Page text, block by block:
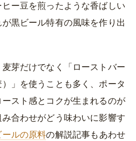
ー豆を煎ったような香ばしい
黒ビール特有の風味を作り出
芽だけでなく「ローストバー
」を使うことも多く、ポータ
スト感とコクが生まれるのが
合わせがどう味わいに影響す
ールの原料の解説記事もあわせ